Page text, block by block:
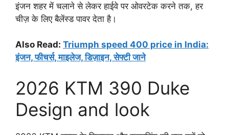
इंजन शहर में चलाने से लेकर हाईवे पर ओवरटेक करने तक, हर
चीज़ के लिए बैलेंस्ड पावर देता है।
Also Read: Triumph speed 400 price in India:
इंजन, फीचर्स, माइलेज, डिज़ाइन, सेफ्टी जाने
2026 KTM 390 Duke
Design and look